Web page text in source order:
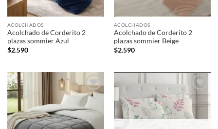
ACOLCHADOS
Acolchado de Corderito 2
plazas sommier Azul
$2.590
ACOLCHADOS
Acolchado de Corderito 2
plazas sommier Beige
$2.590
Añadir
a la
lista de
deseos
Añadir
a la
lista de
deseos